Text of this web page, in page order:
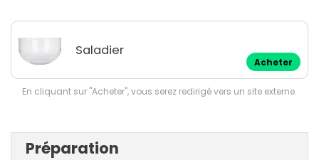
Saladier
Acheter
En cliquant sur "Acheter", vous serez redirigé vers un site externe.
Préparation